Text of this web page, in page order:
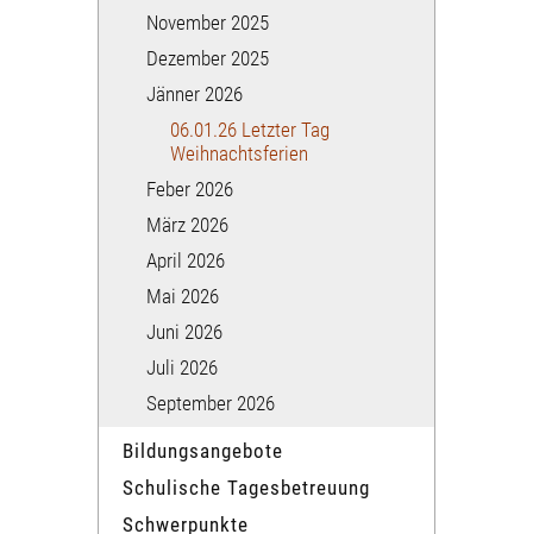
November 2025
Dezember 2025
Jänner 2026
06.01.26 Letzter Tag
Weihnachtsferien
Feber 2026
März 2026
April 2026
Mai 2026
Juni 2026
Juli 2026
September 2026
Bildungsangebote
Schulische Tagesbetreuung
Schwerpunkte